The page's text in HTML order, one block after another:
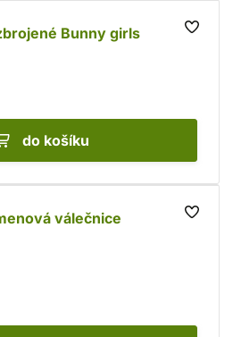
Bunny girls
do košíku
válečnice